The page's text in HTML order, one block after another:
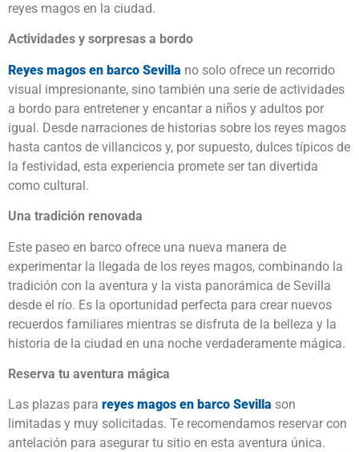
reyes magos en la ciudad.
Actividades y sorpresas a bordo
Reyes magos en barco Sevilla no solo ofrece un recorrido
visual impresionante, sino también una serie de actividades
a bordo para entretener y encantar a niños y adultos por
igual. Desde narraciones de historias sobre los reyes magos
hasta cantos de villancicos y, por supuesto, dulces típicos de
la festividad, esta experiencia promete ser tan divertida
como cultural.
Una tradición renovada
Este paseo en barco ofrece una nueva manera de
experimentar la llegada de los reyes magos, combinando la
tradición con la aventura y la vista panorámica de Sevilla
desde el río. Es la oportunidad perfecta para crear nuevos
recuerdos familiares mientras se disfruta de la belleza y la
historia de la ciudad en una noche verdaderamente mágica.
Reserva tu aventura mágica
Las plazas para reyes magos en barco Sevilla son
limitadas y muy solicitadas. Te recomendamos reservar con
antelación para asegurar tu sitio en esta aventura única.